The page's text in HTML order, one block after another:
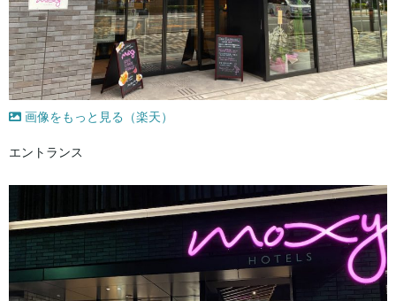
画像をもっと見る（楽天）
エントランス